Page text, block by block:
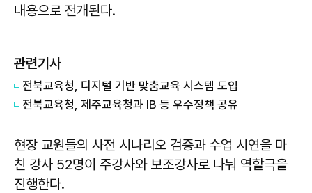
내용으로 전개된다.
관련기사
전북교육청, 디지털 기반 맞춤교육 시스템 도입
전북교육청, 제주교육청과 IB 등 우수정책 공유
현장 교원들의 사전 시나리오 검증과 수업 시연을 마
친 강사 52명이 주강사와 보조강사로 나눠 역할극을
진행한다.